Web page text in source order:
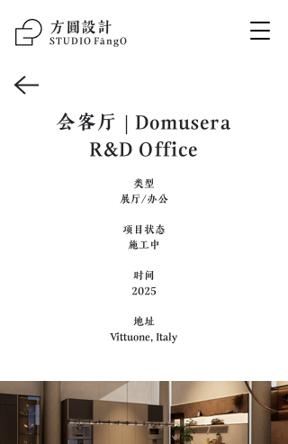
方圆设计
STUDIO FāngO
会客厅 | Domusera
R&D Office
类型
展厅/办公
项目状态
施工中
时间
2025
地址
Vittuone, Italy